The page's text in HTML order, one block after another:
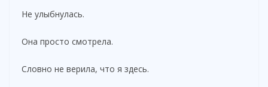
Не улыбнулась.
Она просто смотрела.
Словно не верила, что я здесь.